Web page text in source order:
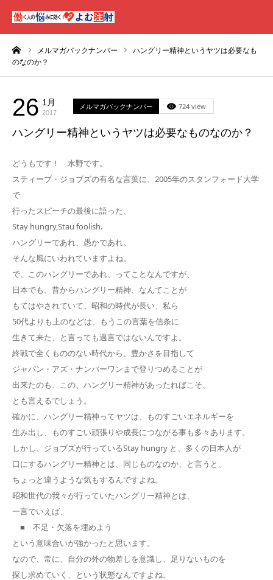
メルマガバックナンバー
ハングリー精神というヤツは必要なも
のなのか？
26 1月
2017
メルマガバックナンバー 724 view
ハングリー精神というヤツは必要なものなのか？
どうもです！ 水野です。
スティーブ・ジョブズの有名な言葉に、2005年のスタンフォード大学
で
行ったスピーチの最後に語った、
Stay hungry,Stau foolish.
ハングリーであれ、愚かであれ。
そんな風にいわれていますよね。
で、このハングリーであれ、ってことなんですが、
日本でも、昔からハングリー精神、なんてことが
もてはやされていて、昭和の時代が長い、私ら
50代よりも上のなどは、もうこの言葉を信条に
生きて来た、と言っても過言ではないんですよ。
終戦で全くもののない時代から、豊かさを目指して
ジャパン・アズ・ナンバーワンまで登りつめることが
出来たのも、この、ハングリー精神があったればこそ、
とも言えるでしょう。
確かに、ハングリー精神ってヤツは、ものすごいエネルギーを
生み出し、ものすごい頑張りや成長につながる事も多々あります。
しかし、ジョブズが行っているStay hungry と、多くの日本人が
口にするハングリー精神とは、同じものなのか、と言うと、
ちょっと違うような気もするんですよね。
昭和世代の我々が行っていたハングリー精神とは、
一言でいえば、
■ 不足・欠落を埋めよう
という意味合いが強かったと思います。
なので、常に、自分の外の物差しを意識し、足りないものを
探し求めていく、という状態なんですよね。